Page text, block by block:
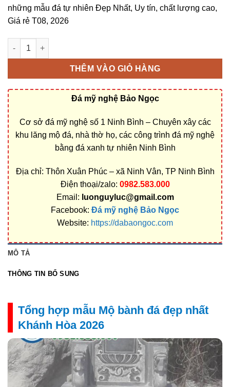
những mẫu đá tự nhiên Đẹp Nhất, Uy tín, chất lượng cao,
Giá rẻ T08, 2026
Bán và xây dựng, làm Mộ bành đá ở Khánh Hòa rẻ đẹp số
THÊM VÀO GIỎ HÀNG
Đá mỹ nghệ Bảo Ngọc
Cơ sở đá mỹ nghệ số 1 Ninh Bình – Chuyên xây các
khu lăng mộ đá, nhà thờ họ, các công trình đá mỹ nghệ
bằng đá xanh tự nhiên Ninh Bình
Địa chỉ: Thôn Xuân Phúc – xã Ninh Vân, TP Ninh Bình
Điện thoại/zalo: 0982.583.000
Email: luonguyluc@gmail.com
Facebook: Đá mỹ nghệ Bảo Ngọc
Website: https://dabaongoc.com
MÔ TẢ
THÔNG TIN BỔ SUNG
Tổng hợp mẫu Mộ bành đá đẹp nhất
Khánh Hòa 2026